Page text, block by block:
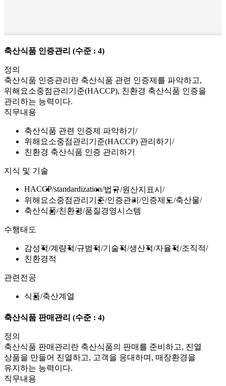
축산식품 인증관리 (수준 : 4)
정의
축산식품 인증관리란 축산식품 관련 인증제를 파악하고,
위해요소중점관리기준(HACCP), 친환경 축산식품 인증을
관리하는 능력이다.
직무내용
축산식품 관련 인증제 파악하기
위해요소중점관리기준(HACCP) 관리하기
친환경 축산식품 인증 관리하기
지식 및 기술
HACCP standardization 법규 원산지표시
위해요소중점관리기준 인증관리 인증제도 축산물
축산식품 친환경 품질경영시스템
수행태도
감성적 계량적 규범적 기술적 생산적 자율적 조직적
친환경적
관련전공
식품 축산계열
축산식품 판매관리 (수준 : 4)
정의
축산식품 판매관리란 축산식품의 판매를 준비하고, 진열
상품을 만들어 진열하고, 고객을 응대하며, 매장환경을
유지하는 능력이다.
직무내용